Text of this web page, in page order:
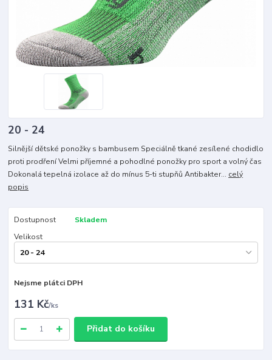
20 - 24
Silnější dětské ponožky s bambusem Speciálně tkané zesílené chodidlo
proti prodření Velmi příjemné a pohodlné ponožky pro sport a volný čas
Dokonalá tepelná izolace až do mínus 5-ti stupňů Antibakter... celý
popis
Dostupnost
Skladem
Velikost
Nejsme plátci DPH
131 Kč/ks
Přidat do košíku